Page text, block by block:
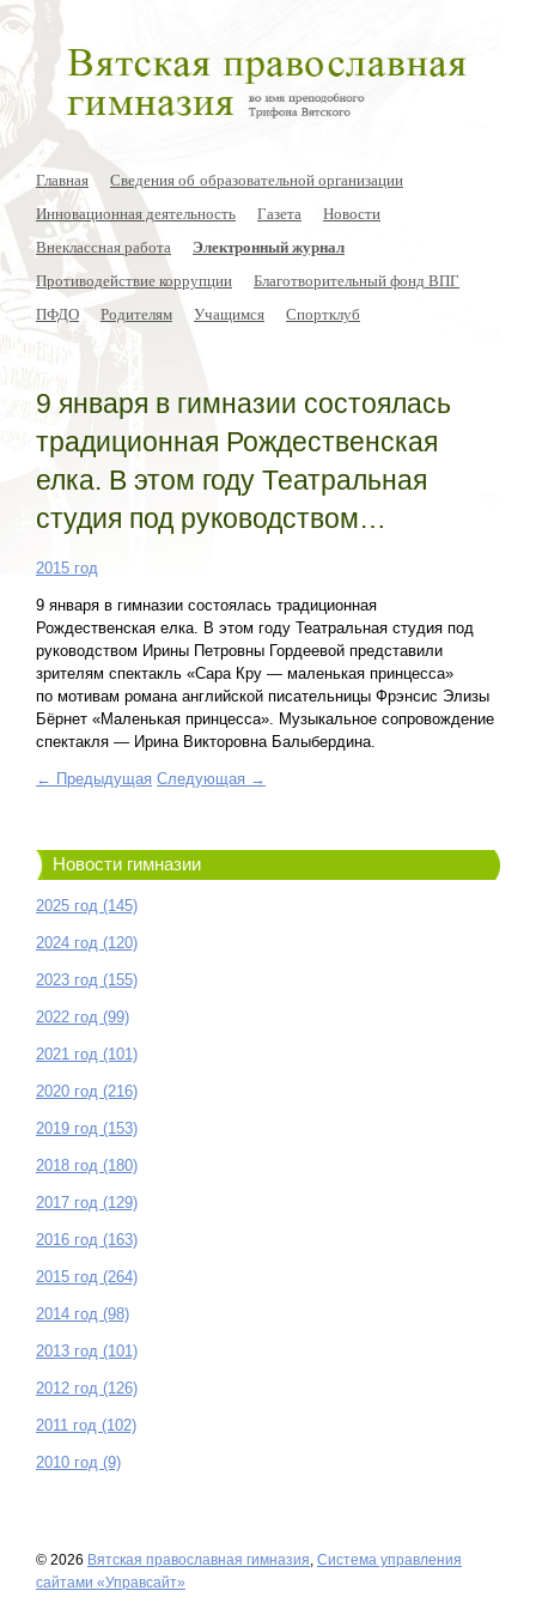
Главная
Сведения об образовательной организации
Инновационная деятельность
Газета
Новости
Внеклассная работа
Электронный журнал
Противодействие коррупции
Благотворительный фонд ВПГ
ПФДО
Родителям Учащимся Спортклуб
9 января в гимназии состоялась
традиционная Рождественская
елка. В этом году Театральная
студия под руководством…
2015 год
9 января в гимназии состоялась традиционная
Рождественская елка. В этом году Театральная студия под
руководством Ирины Петровны Гордеевой представили
зрителям спектакль «Сара Кру — маленькая принцесса»
по мотивам романа английской писательницы Фрэнсис Элизы
Бёрнет «Маленькая принцесса». Музыкальное сопровождение
спектакля — Ирина Викторовна Балыбердина.
← Предыдущая Следующая →
Новости гимназии
2025 год (145)
2024 год (120)
2023 год (155)
2022 год (99)
2021 год (101)
2020 год (216)
2019 год (153)
2018 год (180)
2017 год (129)
2016 год (163)
2015 год (264)
2014 год (98)
2013 год (101)
2012 год (126)
2011 год (102)
2010 год (9)
© 2026 Вятская православная гимназия Система управления
сайтами «Управсайт»